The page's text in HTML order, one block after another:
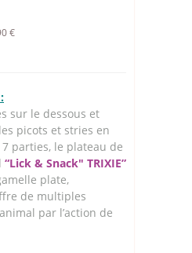
€
sur le dessous et
picots et stries en
parties, le plateau de
“Lick & Snack" TRIXIE”
plate,
de multiples
par l’action de